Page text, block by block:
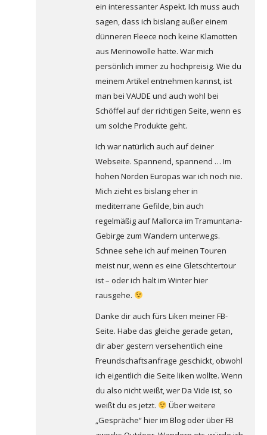
ein interessanter Aspekt. Ich muss auch
sagen, dass ich bislang außer einem
dünneren Fleece noch keine Klamotten
aus Merinowolle hatte. War mich
persönlich immer zu hochpreisig. Wie du
meinem Artikel entnehmen kannst, ist
man bei VAUDE und auch wohl bei
Schöffel auf der richtigen Seite, wenn es
um solche Produkte geht.
Ich war natürlich auch auf deiner
Webseite. Spannend, spannend … Im
hohen Norden Europas war ich noch nie.
Mich zieht es bislang eher in
mediterrane Gefilde, bin auch
regelmäßig auf Mallorca im Tramuntana-
Gebirge zum Wandern unterwegs.
Schnee sehe ich auf meinen Touren
meist nur, wenn es eine Gletschtertour
ist – oder ich halt im Winter hier
rausgehe.
Danke dir auch fürs Liken meiner FB-
Seite. Habe das gleiche gerade getan,
dir aber gestern versehentlich eine
Freundschaftsanfrage geschickt, obwohl
ich eigentlich die Seite liken wollte. Wenn
du also nicht weißt, wer Da Vide ist, so
weißt du es jetzt.
Über weitere
„Gespräche“ hier im Blog oder über FB